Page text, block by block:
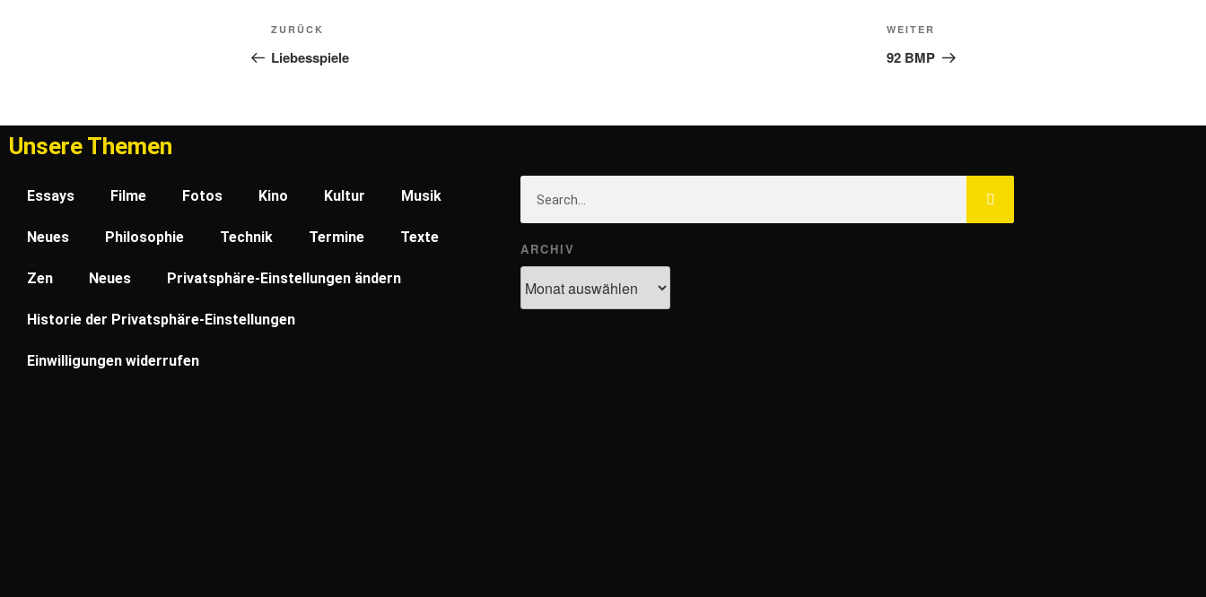
ZURÜCK
Liebesspiele
WEITER
92 BMP
Unsere Themen
Essays Filme Fotos Kino Kultur Musik
Neues Philosophie Technik Termine Texte
Zen Neues Privatsphäre-Einstellungen ändern
Historie der Privatsphäre-Einstellungen
Einwilligungen widerrufen
ARCHIV